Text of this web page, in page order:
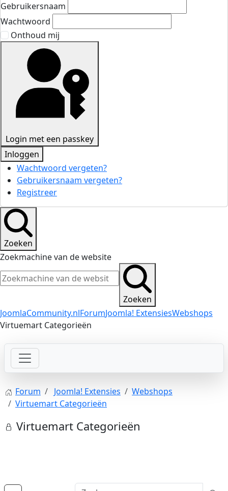
Gebruikersnaam
Wachtwoord
Onthoud mij
Login met een passkey
Inloggen
Wachtwoord vergeten?
Gebruikersnaam vergeten?
Registreer
Zoeken
Zoekmachine van de website
Zoeken
JoomlaCommunity.nlForumJoomla! ExtensiesWebshops
Virtuemart Categorieën
Forum Joomla! Extensies
Webshops
Virtuemart Categorieën
Virtuemart Categorieën